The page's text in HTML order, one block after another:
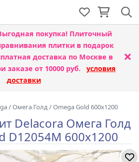
покупка! Плиточный
плитки в подарок
доставка по Москве в
заказе от 10000 руб. условия
доставки
×
/Омега Голд / Omega Gold 600x1200
Delacora Омега Голд
D12054M 600x1200